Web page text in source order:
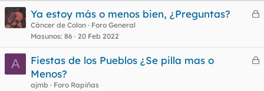
C
r
a
Ya estoy más o menos bien, ¿Preguntas?
Cáncer de Colon
Foro General
Masunos 86 20 Feb 2022
A
C
Fiestas de los Pueblos ¿Se pilla mas o
Menos?
ajmb
Foro Rapiñas